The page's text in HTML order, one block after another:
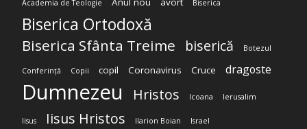
Academia de Teologie Biserica
Biserica Ortodoxă
Biserica Sfânta Treime biserică Botezul
Conferință Copii copil Coronavirus Cruce dragoste
Dumnezeu Hristos Icoana Ierusalim
Iisus Iisus Hristos Ilarion Boian Israel